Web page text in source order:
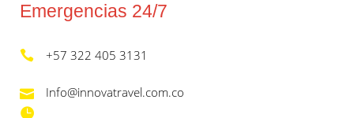
Emergencias 24/7
+57 322 405 3131
Info@innovatravel.com.co